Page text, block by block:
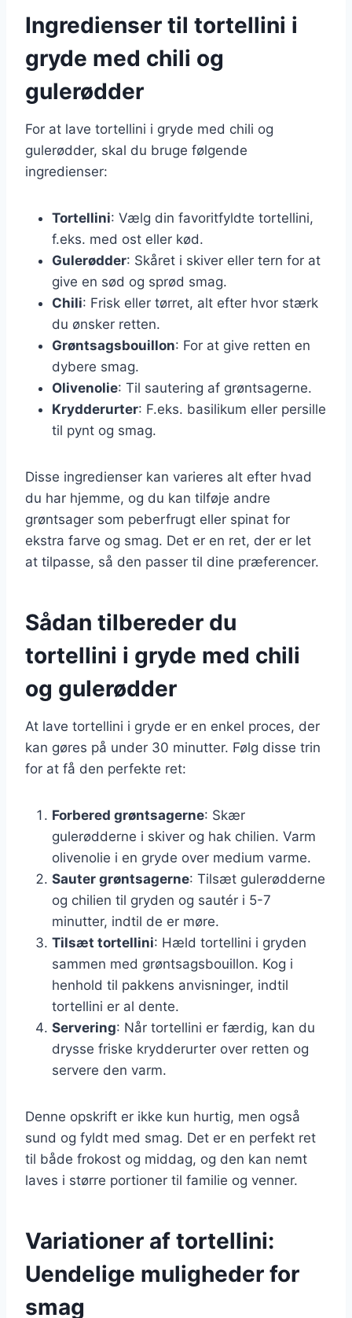
Ingredienser til tortellini i
gryde med chili og
gulerødder
For at lave tortellini i gryde med chili og
gulerødder, skal du bruge følgende
ingredienser:
Tortellini: Vælg din favoritfyldte tortellini,
f.eks. med ost eller kød.
Gulerødder: Skåret i skiver eller tern for at
give en sød og sprød smag.
Chili: Frisk eller tørret, alt efter hvor stærk
du ønsker retten.
Grøntsagsbouillon: For at give retten en
dybere smag.
Olivenolie: Til sautering af grøntsagerne.
Krydderurter: F.eks. basilikum eller persille
til pynt og smag.
Disse ingredienser kan varieres alt efter hvad
du har hjemme, og du kan tilføje andre
grøntsager som peberfrugt eller spinat for
ekstra farve og smag. Det er en ret, der er let
at tilpasse, så den passer til dine præferencer.
Sådan tilbereder du
tortellini i gryde med chili
og gulerødder
At lave tortellini i gryde er en enkel proces, der
kan gøres på under 30 minutter. Følg disse trin
for at få den perfekte ret:
Forbered grøntsagerne: Skær
gulerødderne i skiver og hak chilien. Varm
olivenolie i en gryde over medium varme.
Sauter grøntsagerne: Tilsæt gulerødderne
og chilien til gryden og sautér i 5-7
minutter, indtil de er møre.
Tilsæt tortellini: Hæld tortellini i gryden
sammen med grøntsagsbouillon. Kog i
henhold til pakkens anvisninger, indtil
tortellini er al dente.
Servering: Når tortellini er færdig, kan du
drysse friske krydderurter over retten og
servere den varm.
Denne opskrift er ikke kun hurtig, men også
sund og fyldt med smag. Det er en perfekt ret
til både frokost og middag, og den kan nemt
laves i større portioner til familie og venner.
Variationer af tortellini:
Uendelige muligheder for
smag